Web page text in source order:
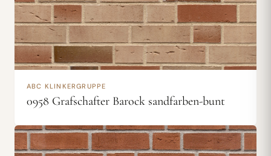
ABC KLINKERGRUPPE
0958 Grafschafter Barock sandfarben-bunt